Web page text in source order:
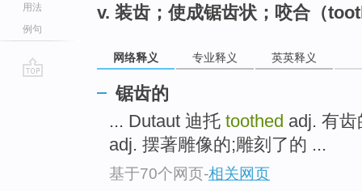
用法
例句
v. 装齿；使成锯齿状；咬合（
网络释义 专业释义 英英释义
锯齿的
... Dutaut 迪托 toothed adj. 有齿
adj. 摆著雕像的;雕刻了的 ...
基于70个网页-相关网页